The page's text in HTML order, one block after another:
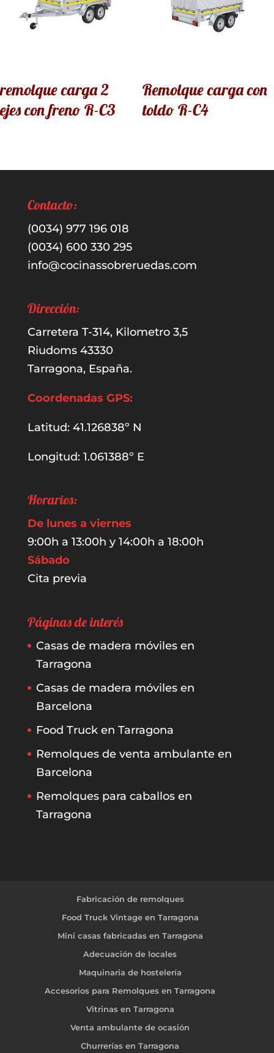
remolque carga 2
ejes con freno R-C3
Remolque carga con
toldo R-C4
Contacto:
(0034) 977 196 018
(0034) 600 330 295
info@cocinassobreruedas.com
Dirección:
Carretera T-314, Kilometro 3,5
Riudoms 43330
Tarragona, España.
Coordenadas GPS:
Latitud: 41.126838º N
Longitud: 1.061388º E
Horarios:
De lunes a viernes
9:00h a 13:00h y 14:00h a 18:00h
Sábado
Cita previa
Páginas de interés
Casas de madera móviles en
Tarragona
Casas de madera móviles en
Barcelona
Food Truck en Tarragona
Remolques de venta ambulante en
Barcelona
Remolques para caballos en
Tarragona
Fabricación de remolques
Food Truck Vintage en Tarragona
Mini casas fabricadas en Tarragona
Adecuación de locales
Maquinaria de hostelería
Accesorios para Remolques en Tarragona
Vitrinas en Tarragona
Venta ambulante de ocasión
Churrerías en Tarragona